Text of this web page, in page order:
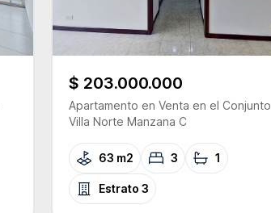
$ 203.000.000
Apartamento en Venta en el Conjunto
Villa Norte Manzana C
63 m2 3 1
Estrato 3